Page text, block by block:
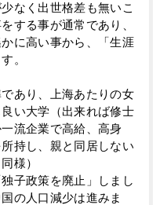
なく出世格差も無いこ
する事が通常であり、
に高い事から、「生涯
。
あり、上海あたりの女
い大学（出来れば修士
流企業で高給、高身
持し、親と同居しない
様）
子政策を廃止」しまし
の人口減少は進みま